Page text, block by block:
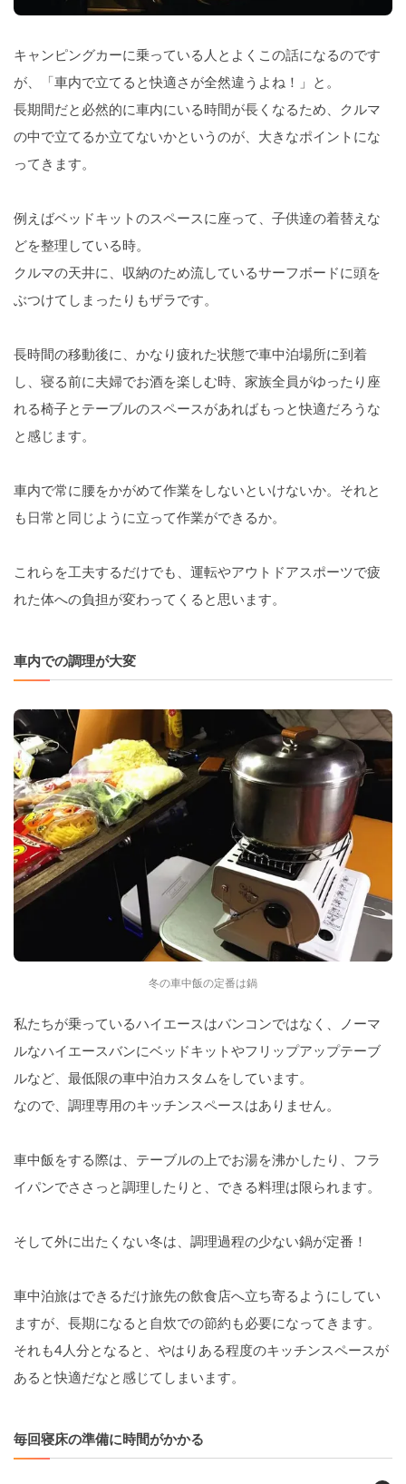
キャンピングカーに乗っている人とよくこの話になるのです
が、「車内で立てると快適さが全然違うよね！」と。
長期間だと必然的に車内にいる時間が長くなるため、クルマ
の中で立てるか立てないかというのが、大きなポイントにな
ってきます。
例えばベッドキットのスペースに座って、子供達の着替えな
どを整理している時。
クルマの天井に、収納のため流しているサーフボードに頭を
ぶつけてしまったりもザラです。
長時間の移動後に、かなり疲れた状態で車中泊場所に到着
し、寝る前に夫婦でお酒を楽しむ時、家族全員がゆったり座
れる椅子とテーブルのスペースがあればもっと快適だろうな
と感じます。
車内で常に腰をかがめて作業をしないといけないか。それと
も日常と同じように立って作業ができるか。
これらを工夫するだけでも、運転やアウトドアスポーツで疲
れた体への負担が変わってくると思います。
車内での調理が大変
冬の車中飯の定番は鍋
私たちが乗っているハイエースはバンコンではなく、ノーマ
ルなハイエースバンにベッドキットやフリップアップテーブ
ルなど、最低限の車中泊カスタムをしています。
なので、調理専用のキッチンスペースはありません。
車中飯をする際は、テーブルの上でお湯を沸かしたり、フラ
イパンでささっと調理したりと、できる料理は限られます。
そして外に出たくない冬は、調理過程の少ない鍋が定番！
車中泊旅はできるだけ旅先の飲食店へ立ち寄るようにしてい
ますが、長期になると自炊での節約も必要になってきます。
それも4人分となると、やはりある程度のキッチンスペースが
あると快適だなと感じてしまいます。
毎回寝床の準備に時間がかかる